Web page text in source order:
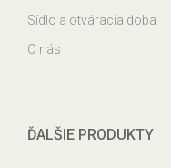
Sídlo a otváracia doba
O nás
ĎALŠIE PRODUKTY